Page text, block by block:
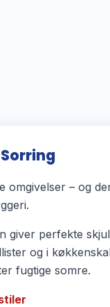
– og
giver perfekte
og i
fugtige somre.